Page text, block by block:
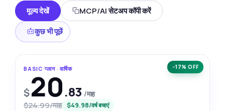
मूल्य देखें
MCP/AI सेटअप कॉपी करें
कुछ भी पूछें
−17% OFF
BASIC प्लान · वार्षिक
$20.83 /माह
$24.99/माह $49.98/वर्ष बचाएं